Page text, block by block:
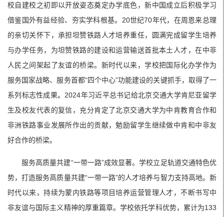
校自建校之初即以开放姿态奠定办学底色，新中国成立后积极学习
借鉴国外有益经验、夯实学科根基。20世纪70年代，在周恩来总理
的亲切关怀下，承担坦赞铁路人才培养重任，圆满完成留学生培养
与办学任务，为坦赞铁路的建设和运营输送首批本土人才，在中非
人民之间架起了友谊的桥梁。新时代以来，学校把国际化办学作为
服务国家战略、服务首都“四个中心”功能建设的关键抓手，取得了一
系列标志性成果。2024年习近平总书记给北京交通大学肯尼亚留学
生及校友代表的复信，充分肯定了北京交通大学为中肯教育合作和
非洲铁路事业发展所作出的贡献，勉励留学生继续做中肯和中非友
好合作的桥梁。
服务高质量共建“一带一路”成效显著。学校立足轨道交通特色优
势，打造服务高质量共建“一带一路”的人才培养与智力支持高地。新
时代以来，持续为蒙内铁路等项目培养运营管理人才，不断书写中
非友谊与国际主义精神的厚重篇章。学校依托学科优势，累计为133